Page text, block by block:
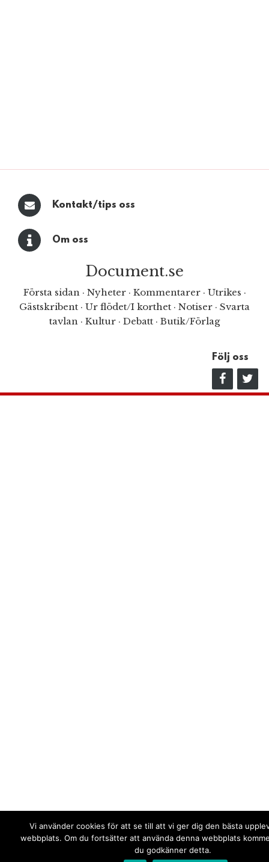
Kontakt/tips oss
Om oss
Document.se
Första sidan· Nyheter· Kommentarer· Utrikes ·
Gästskribent · Ur flödet/I korthet · Notiser · Svarta
tavlan · Kultur · Debatt · Butik/Förlag
Följ oss
Vi använder cookies för att se till att vi ger dig den bästa
webbplats. Om du fortsätter att använda denna webbplats
du godkänner detta.